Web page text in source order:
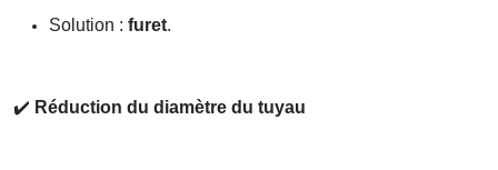
Solution : furet.
✔️ Réduction du diamètre du tuyau